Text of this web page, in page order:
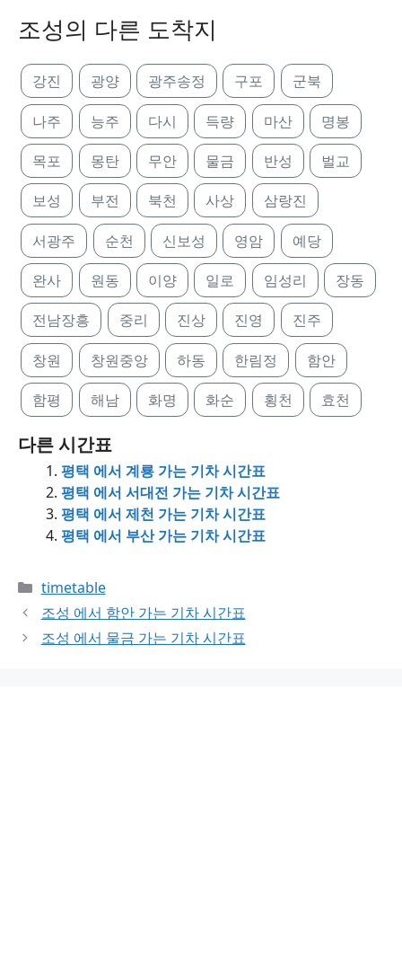
조성의 다른 도착지
강진 광양 광주송정 구포 군북
나주 능주 다시 득량 마산 명봉
목포 몽탄 무안 물금 반성 벌교
보성 부전 북천 사상 삼랑진
서광주 순천 신보성 영암 예당
완사 원동 이양 일로 임성리 장동
전남장흥 중리 진상 진영 진주
창원 창원중앙 하동 한림정 함안
함평 해남 화명 화순 횡천 효천
다른 시간표
평택 에서 계룡 가는 기차 시간표
평택 에서 서대전 가는 기차 시간표
평택 에서 제천 가는 기차 시간표
평택 에서 부산 가는 기차 시간표
Categories
timetable
조성 에서 함안 가는 기차 시간표
조성 에서 물금 가는 기차 시간표